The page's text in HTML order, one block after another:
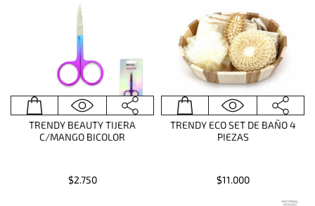
TRENDY BEAUTY TIJERA
C/MANGO BICOLOR
$2.750
TRENDY ECO SET DE BAÑO 4
PIEZAS
$11.000